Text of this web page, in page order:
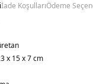
İade KoşullarıÖdeme
x 15 x 7 cm